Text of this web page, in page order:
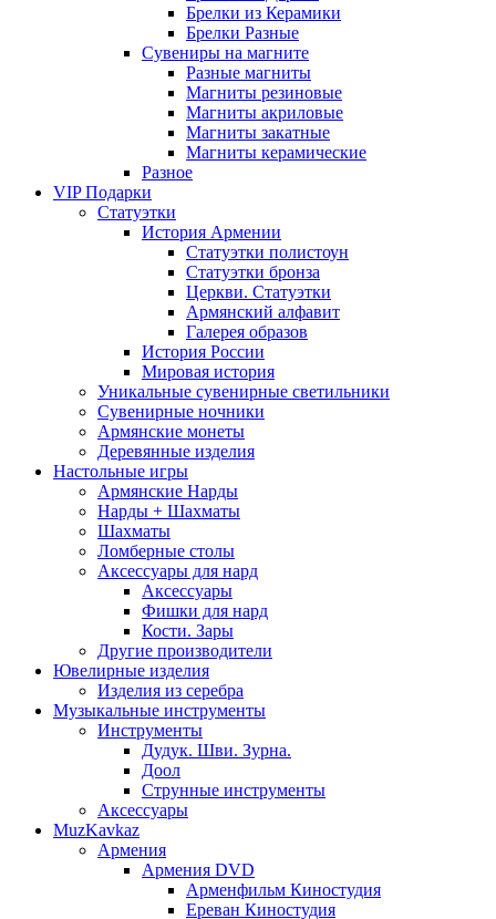
Брелки из Керамики
Брелки Разные
Сувениры на магните
Разные магниты
Магниты резиновые
Магниты акриловые
Магниты закатные
Магниты керамические
Разное
VIP Подарки
Статуэтки
История Армении
Статуэтки полистоун
Статуэтки бронза
Церкви. Статуэтки
Армянский алфавит
Галерея образов
История России
Мировая история
Уникальные сувенирные светильники
Сувенирные ночники
Армянские монеты
Деревянные изделия
Настольные игры
Армянские Нарды
Нарды + Шахматы
Шахматы
Ломберные столы
Аксессуары для нард
Аксессуары
Фишки для нард
Кости. Зары
Другие производители
Ювелирные изделия
Изделия из серебра
Музыкальные инструменты
Инструменты
Дудук. Шви. Зурна.
Доол
Струнные инструменты
Аксессуары
MuzKavkaz
Армения
Армения DVD
Арменфильм Киностудия
Ереван Киностудия